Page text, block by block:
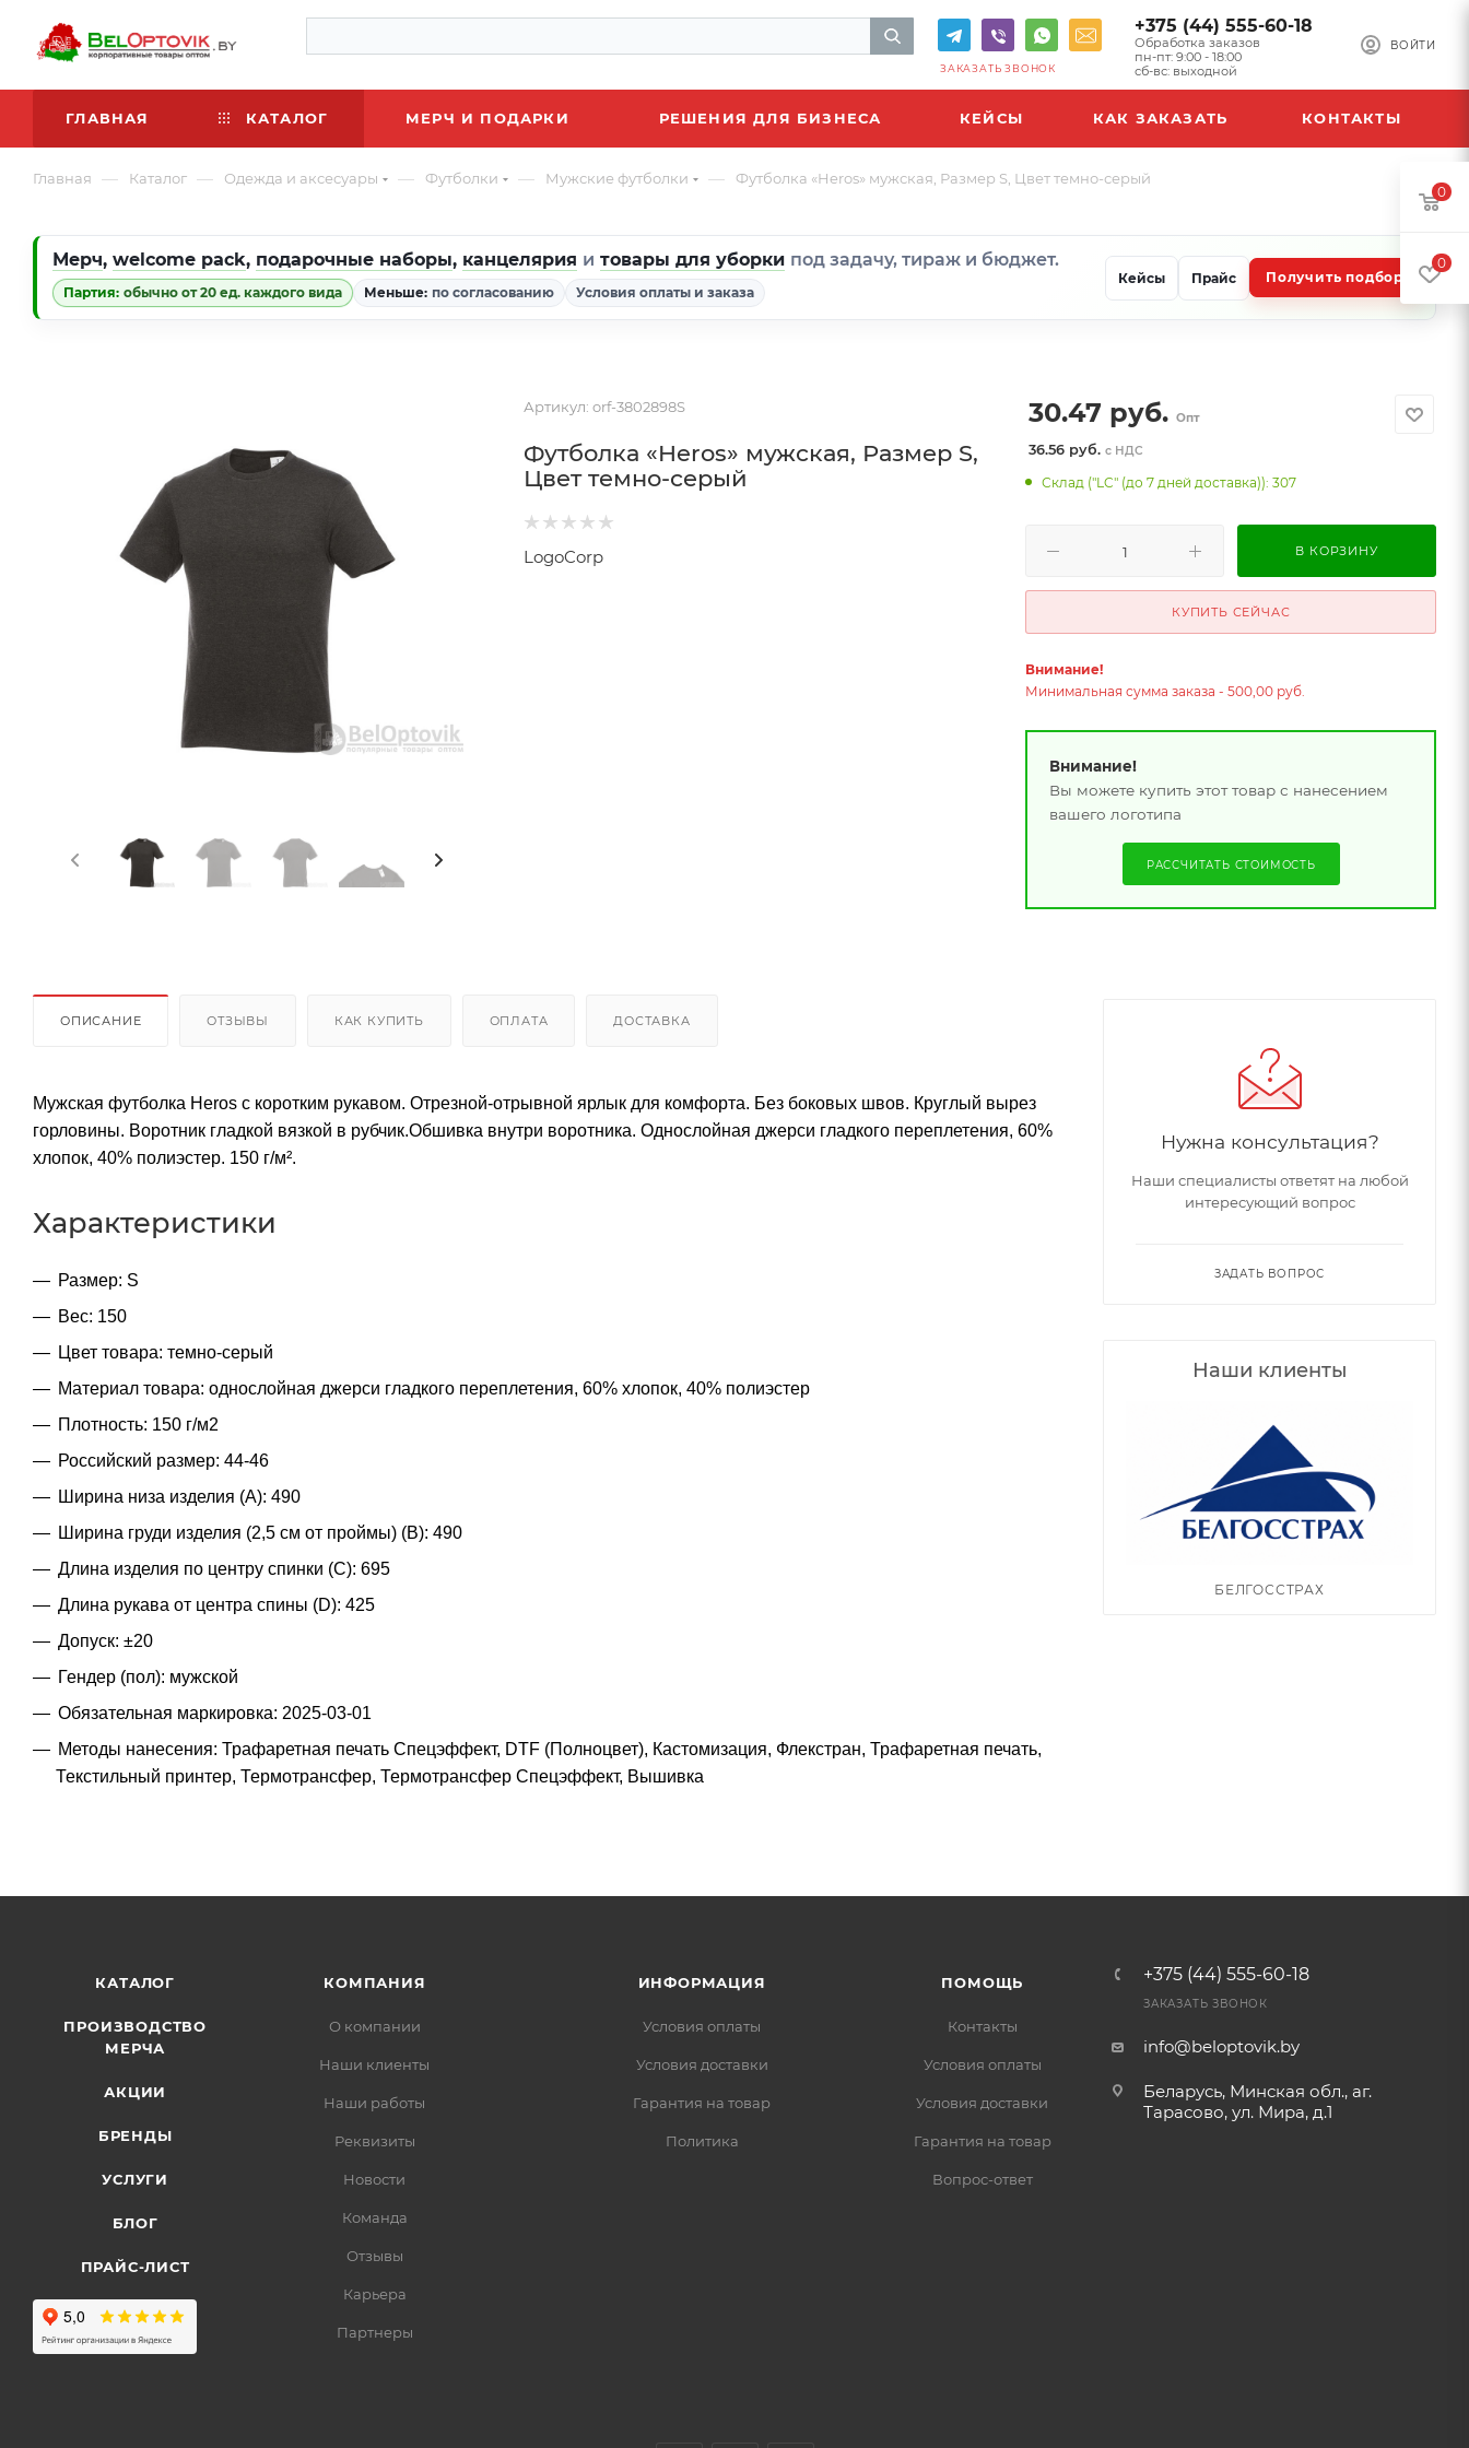
ВОЙТИ
+375 (44) 555-60-18
Обработка заказов
пн-пт: 9:00 - 18:00
сб-вс: выходной
ЗАКАЗАТЬ ЗВОНОК
ГЛАВНАЯ КАТАЛОГ МЕРЧ И ПОДАРКИ РЕШЕНИЯ ДЛЯ БИЗНЕСА КЕЙСЫ КАК ЗАКАЗАТЬ КОНТАКТЫ
Главная — Каталог — Одежда и аксесуары — Футболки — Мужские футболки — Футболка «Heros» мужская, Размер S, Цвет темно-серый
Мерч, welcome pack, подарочные наборы, канцелярия и товары для уборки под задачу, тираж и бюджет.
Партия: обычно от 20 ед. каждого вида Меньше: по согласованию Условия оплаты и заказа
Кейсы Прайс Получить подбор
Артикул: orf-3802898S
Футболка «Heros» мужская, Размер S,
Цвет темно-серый
LogoCorp
30.47 руб. Опт
36.56 руб.с НДС
Склад ("LC" (до 7 дней доставка)): 307
В КОРЗИНУ
КУПИТЬ СЕЙЧАС
Внимание!
Минимальная сумма заказа - 500,00 руб.
Внимание!
Вы можете купить этот товар с нанесением
вашего логотипа
РАССЧИТАТЬ СТОИМОСТЬ
ОПИСАНИЕ ОТЗЫВЫ КАК КУПИТЬ ОПЛАТА ДОСТАВКА
Мужская футболка Heros с коротким рукавом. Отрезной-отрывной ярлык для комфорта. Без боковых швов. Круглый вырез
горловины. Воротник гладкой вязкой в рубчик.Обшивка внутри воротника. Однослойная джерси гладкого переплетения, 60%
хлопок, 40% полиэстер. 150 г/м².
Характеристики
Размер: S
Вес: 150
Цвет товара: темно-серый
Материал товара: однослойная джерси гладкого переплетения, 60% хлопок, 40% полиэстер
Плотность: 150 г/м2
Российский размер: 44-46
Ширина низа изделия (A): 490
Ширина груди изделия (2,5 см от проймы) (B): 490
Длина изделия по центру спинки (C): 695
Длина рукава от центра спины (D): 425
Допуск: ±20
Гендер (пол): мужской
Обязательная маркировка: 2025-03-01
Методы нанесения: Трафаретная печать Спецэффект, DTF (Полноцвет), Кастомизация, Флекстран, Трафаретная печать,
Текстильный принтер, Термотрансфер, Термотрансфер Спецэффект, Вышивка
Нужна консультация?
Наши специалисты ответят на любой
интересующий вопрос
ЗАДАТЬ ВОПРОС
Наши клиенты
БЕЛГОССТРАХ
КАТАЛОГ
ПРОИЗВОДСТВО
МЕРЧА
АКЦИИ
БРЕНДЫ
УСЛУГИ
БЛОГ
ПРАЙС-ЛИСТ
КОМПАНИЯ
О компании
Наши клиенты
Наши работы
Реквизиты
Новости
Команда
Отзывы
Карьера
Партнеры
ИНФОРМАЦИЯ
Условия оплаты
Условия доставки
Гарантия на товар
Политика
ПОМОЩЬ
Контакты
Условия оплаты
Условия доставки
Гарантия на товар
Вопрос-ответ
+375 (44) 555-60-18
ЗАКАЗАТЬ ЗВОНОК
info@beloptovik.by
Беларусь, Минская обл., аг.
Тарасово, ул. Мира, д.1
0
0